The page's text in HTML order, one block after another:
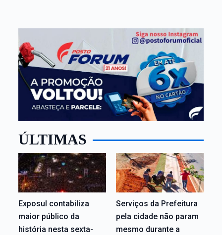
ÚLTIMAS
Exposul contabiliza
maior público da
história nesta sexta-
Serviços da Prefeitura
pela cidade não param
mesmo durante a